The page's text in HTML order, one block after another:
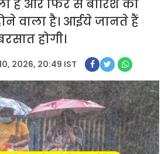
है और फिर से बारिश का
वाला है। आईये जानते हैं
होगी।
2026, 20:49 IST